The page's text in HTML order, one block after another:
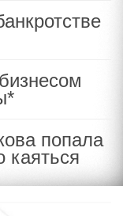
попала
каяться